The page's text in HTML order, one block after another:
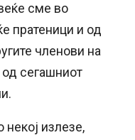
сме во
пратеници и од
членови на
сегашниот
некој излезе,